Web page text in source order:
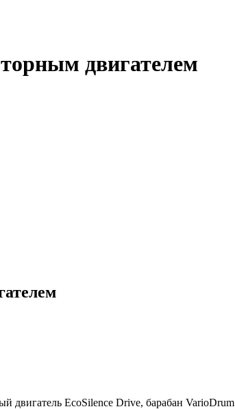
двигателем
двигатель EcoSilence Drive, барабан VarioDrum